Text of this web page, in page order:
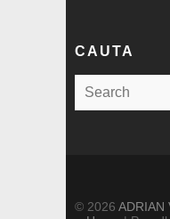
CAUTA
a
© 2026 ADRIAN